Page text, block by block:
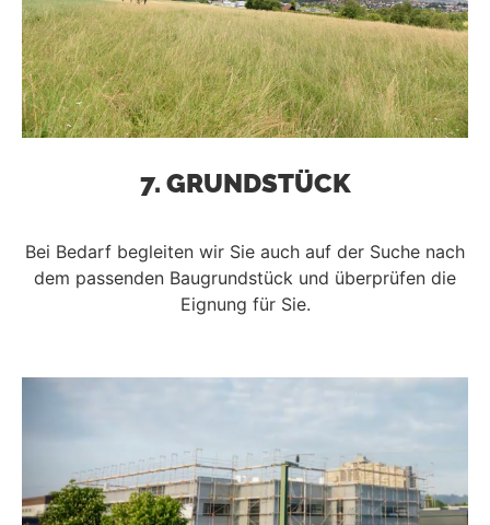
7. GRUNDSTÜCK
Bei Bedarf begleiten wir Sie auch auf der Suche nach
dem passenden Baugrundstück und überprüfen die
Eignung für Sie.